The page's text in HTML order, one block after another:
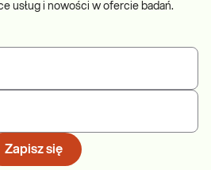
usług i nowości w ofercie badań.
Zapisz się